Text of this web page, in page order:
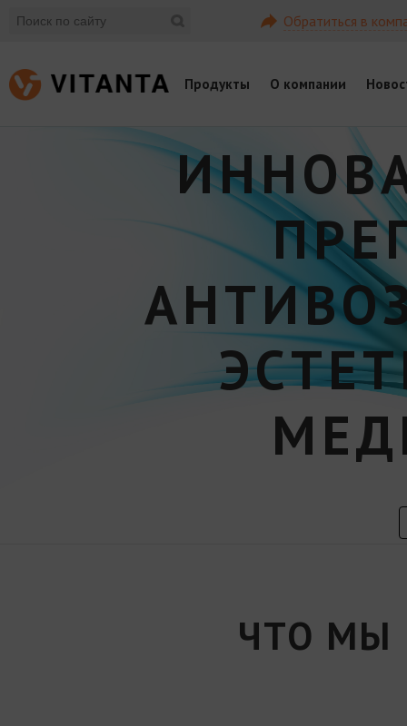
Обратиться в
Продукты О компании
ЧТО МЫ